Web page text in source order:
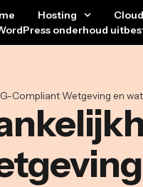
Hosting
onderhoud
Compliant Wetgeving en